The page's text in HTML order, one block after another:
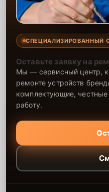
СПЕЦИАЛИЗИРОВАННЫЙ
Оставьте заявку на
Мы — сервисный центр,
ремонте устройств
комплектующие,
работу.